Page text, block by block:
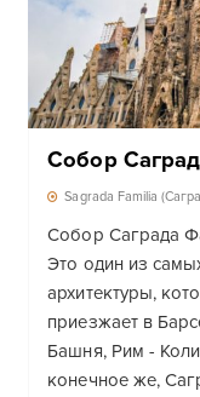
Собор
Sagrada Familia
Собор Саграда
Это один из
архитектуры,
приезжает в
Башня, Рим -
конечное же,